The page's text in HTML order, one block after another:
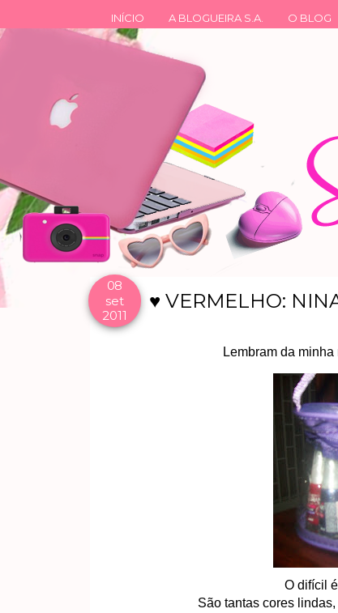
INÍCIO A BLOGUEIRA S.A. O BLOG
08
set
2011
♥ VERMELHO:
Lembram da
O difícil
São tantas cores